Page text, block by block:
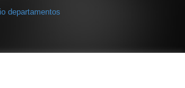
departamentos